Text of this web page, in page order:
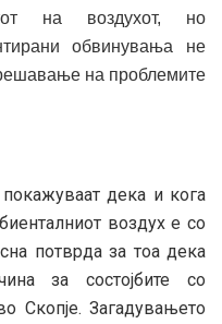
на воздухот, но
обвинувања не
на проблемите
дека и кога
воздух е со
потврда за тоа дека
за состојбите со
Скопје. Загадувањето